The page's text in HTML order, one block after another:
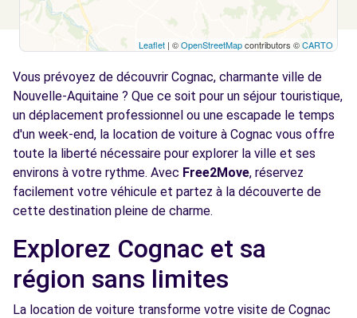
Leaflet | ©OpenStreetMapcontributors ©CARTO
Vous prévoyez de découvrir Cognac, charmante ville de
Nouvelle-Aquitaine ? Que ce soit pour un séjour touristique,
un déplacement professionnel ou une escapade le temps
d'un week-end, la location de voiture à Cognac vous offre
toute la liberté nécessaire pour explorer la ville et ses
environs à votre rythme. Avec Free2Move, réservez
facilement votre véhicule et partez à la découverte de
cette destination pleine de charme.
Explorez Cognac et sa
région sans limites
La location de voiture transforme votre visite de Cognac